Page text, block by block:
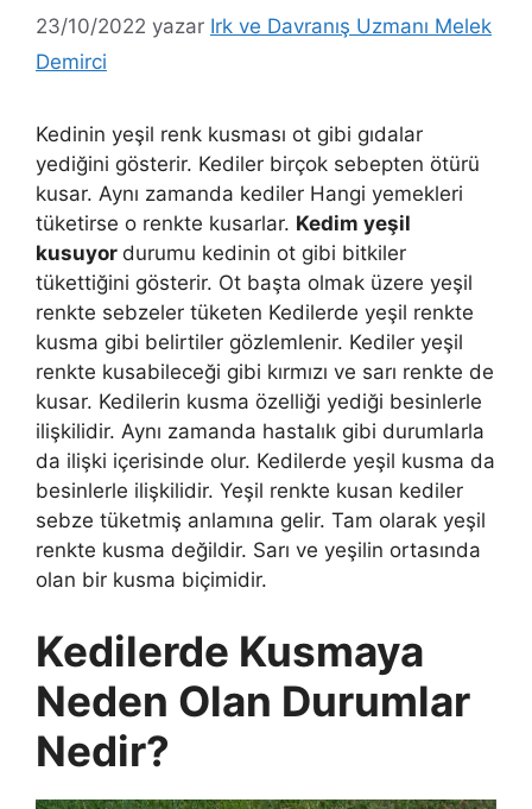
23/10/2022 yazar Irk ve Davranış Uzmanı Melek
Demirci
Kedinin yeşil renk kusması ot gibi gıdalar
yediğini gösterir. Kediler birçok sebepten ötürü
kusar. Aynı zamanda kediler Hangi yemekleri
tüketirse o renkte kusarlar. Kedim yeşil
kusuyor durumu kedinin ot gibi bitkiler
tükettiğini gösterir. Ot başta olmak üzere yeşil
renkte sebzeler tüketen Kedilerde yeşil renkte
kusma gibi belirtiler gözlemlenir. Kediler yeşil
renkte kusabileceği gibi kırmızı ve sarı renkte de
kusar. Kedilerin kusma özelliği yediği besinlerle
ilişkilidir. Aynı zamanda hastalık gibi durumlarla
da ilişki içerisinde olur. Kedilerde yeşil kusma da
besinlerle ilişkilidir. Yeşil renkte kusan kediler
sebze tüketmiş anlamına gelir. Tam olarak yeşil
renkte kusma değildir. Sarı ve yeşilin ortasında
olan bir kusma biçimidir.
Kedilerde Kusmaya
Neden Olan Durumlar
Nedir?